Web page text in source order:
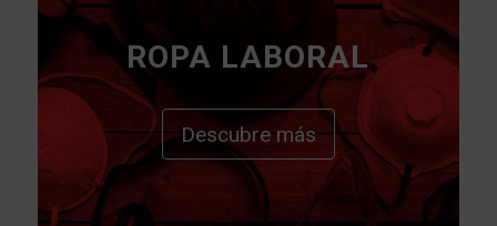
ROPA LABORAL
Descubre más